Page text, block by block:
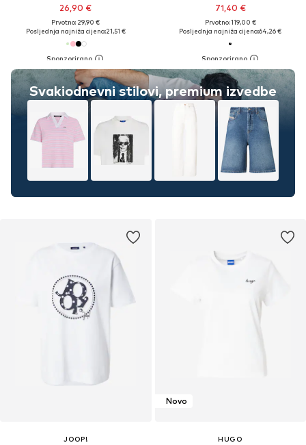
26,90 €
Prvotno: 29,90 €
Posljednja najniža cijena:21,51 €
Svakiodnevni stilovi, premium izvedbe
71,40 €
Prvotno: 119,00 €
Posljednja najniža cijena:64,26 €
JOOP!
Novo
HUGO